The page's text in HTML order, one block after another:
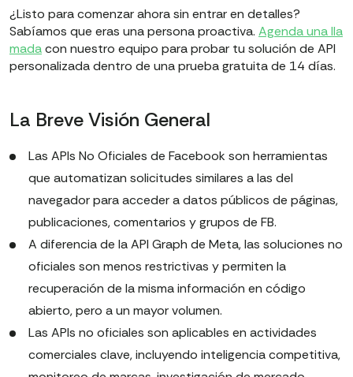
¿Listo para comenzar ahora sin entrar en detalles?
Sabíamos que eras una persona proactiva. Agenda una lla
madacon nuestro equipo para probar tu solución de API
personalizada dentro de una prueba gratuita de 14 días.
La Breve Visión General
Las APIs No Oficiales de Facebook son herramientas
que automatizan solicitudes similares a las del
navegador para acceder a datos públicos de páginas,
publicaciones, comentarios y grupos de FB.
A diferencia de la API Graph de Meta, las soluciones no
oficiales son menos restrictivas y permiten la
recuperación de la misma información en código
abierto, pero a un mayor volumen.
Las APIs no oficiales son aplicables en actividades
comerciales clave, incluyendo inteligencia competitiva,